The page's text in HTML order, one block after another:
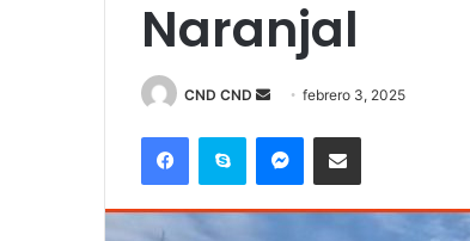
Naranjal
CND CND
Send
email
febrero 3, 2025
FacebookSkype MessengerCompartir por correo electrónico